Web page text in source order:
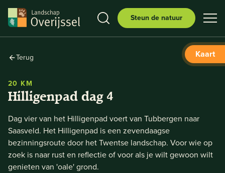
Steun de natuur
Kaart
Terug
20 KM
Hilligenpad dag 4
Dag vier van het Hilligenpad voert van Tubbergen naar
Saasveld. Het Hilligenpad is een zevendaagse
bezinningsroute door het Twentse landschap. Voor wie op
zoek is naar rust en reflectie of voor als je wilt gewoon wilt
genieten van 'oale' grond.